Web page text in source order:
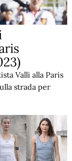
Valli alla Paris
strada per